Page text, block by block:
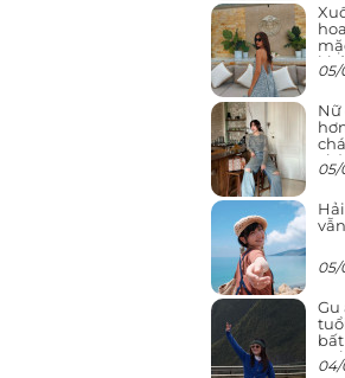
05/
Nữ
05/
05/
Gu
04/